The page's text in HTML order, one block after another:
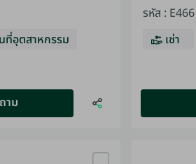
ที่อุตสาหกรรม
าม
รหัส : E466
เช่า